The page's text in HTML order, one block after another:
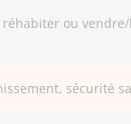
réhabiter ou
sécurité